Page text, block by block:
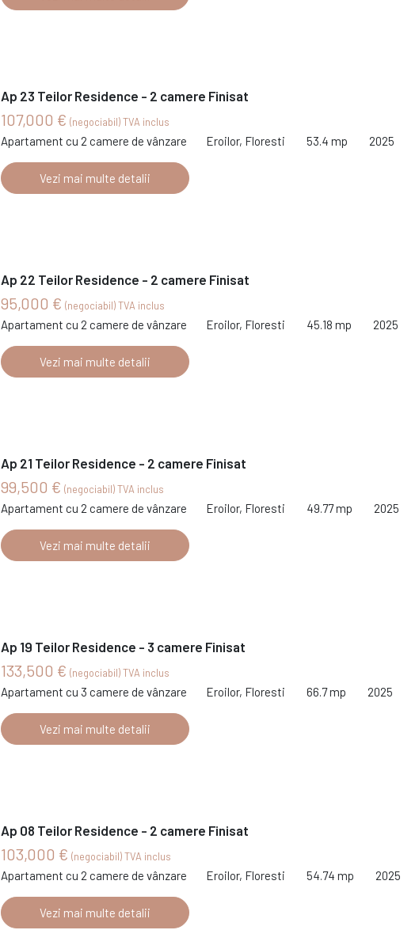
Ap 23 Teilor Residence - 2 camere Finisat
107,000 € (negociabil) TVA inclus
Apartament cu 2 camere de vânzare Eroilor, Floresti 53.4 mp 2025
Vezi mai multe detalii
Ap 22 Teilor Residence - 2 camere Finisat
95,000 € (negociabil) TVA inclus
Apartament cu 2 camere de vânzare Eroilor, Floresti 45.18 mp 2025
Vezi mai multe detalii
Ap 21 Teilor Residence - 2 camere Finisat
99,500 € (negociabil) TVA inclus
Apartament cu 2 camere de vânzare Eroilor, Floresti 49.77 mp 2025
Vezi mai multe detalii
Ap 19 Teilor Residence - 3 camere Finisat
133,500 € (negociabil) TVA inclus
Apartament cu 3 camere de vânzare Eroilor, Floresti 66.7 mp 2025
Vezi mai multe detalii
Ap 08 Teilor Residence - 2 camere Finisat
103,000 € (negociabil) TVA inclus
Apartament cu 2 camere de vânzare Eroilor, Floresti 54.74 mp 2025
Vezi mai multe detalii